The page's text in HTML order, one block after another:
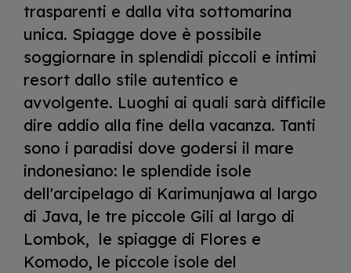
trasparenti e dalla vita sottomarina
unica. Spiagge dove è possibile
soggiornare in splendidi piccoli e intimi
resort dallo stile autentico e
avvolgente. Luoghi ai quali sarà difficile
dire addio alla fine della vacanza. Tanti
sono i paradisi dove godersi il mare
indonesiano: le splendide isole
dell'arcipelago di Karimunjawa al largo
di Java, le tre piccole Gili al largo di
Lombok, le spiagge di Flores e
Komodo, le piccole isole del